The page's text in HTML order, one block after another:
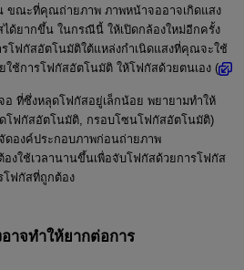
ขณะที่คุณถ่ายภาพ ภาพหน้าจออาจเกิดแสง
ด้ยากขึ้น ในกรณีนี้ ให้เปิดกล้องใหม่อีกครั้ง
โฟกัสอัตโนมัติใต้แหล่งกำเนิดแสงที่คุณจะใช้
ใช้การโฟกัสอัตโนมัติ ให้โฟกัสด้วยตนเอง (
ที่ซึ่งหลุดโฟกัสอยู่เล็กน้อย พยายามทำให้
โฟกัสอัตโนมัติ, กรอบโซนโฟกัสอัตโนมัติ)
ดองค์ประกอบภาพก่อนถ่ายภาพ
งใช้เวลานานขึ้นเพื่อจับโฟกัสด้วยการโฟกัส
โฟกัสที่ถูกต้อง
าจทำให้ยากต่อการ